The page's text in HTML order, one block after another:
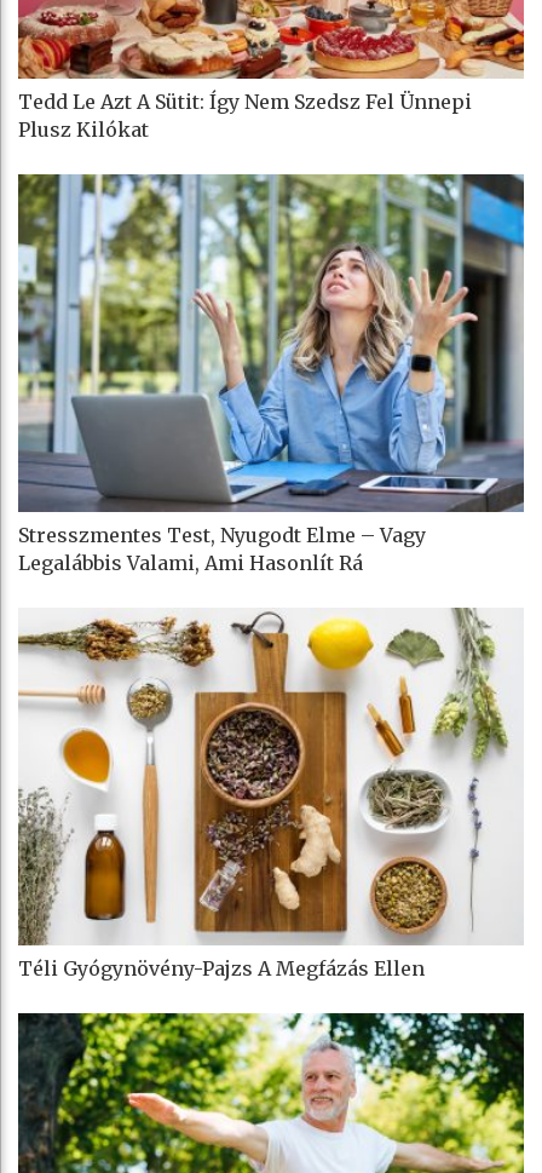
Tedd Le Azt A Sütit: Így Nem Szedsz Fel Ünnepi
Plusz Kilókat
Stresszmentes Test, Nyugodt Elme – Vagy
Legalábbis Valami, Ami Hasonlít Rá
Téli Gyógynövény-Pajzs A Megfázás Ellen